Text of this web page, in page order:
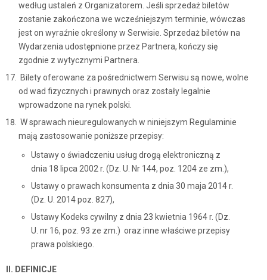
według ustaleń z Organizatorem. Jeśli sprzedaż biletów
zostanie zakończona we wcześniejszym terminie, wówczas
jest on wyraźnie określony w Serwisie. Sprzedaż biletów na
Wydarzenia udostępnione przez Partnera, kończy się
zgodnie z wytycznymi Partnera.
Bilety oferowane za pośrednictwem Serwisu są nowe, wolne
od wad fizycznych i prawnych oraz zostały legalnie
wprowadzone na rynek polski.
W sprawach nieuregulowanych w niniejszym Regulaminie
mają zastosowanie poniższe przepisy:
Ustawy o świadczeniu usług drogą elektroniczną z
dnia 18 lipca 2002 r. (Dz. U. Nr 144, poz. 1204 ze zm.),
Ustawy o prawach konsumenta z dnia 30 maja 2014 r.
(Dz. U. 2014 poz. 827),
Ustawy Kodeks cywilny z dnia 23 kwietnia 1964 r. (Dz.
U. nr 16, poz. 93 ze zm.) oraz inne właściwe przepisy
prawa polskiego.
II. DEFINICJE